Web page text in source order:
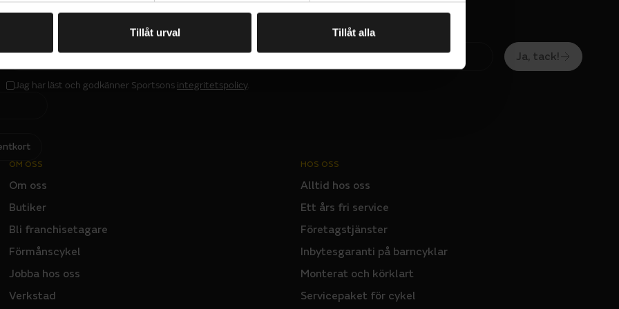
Tillåt urval Tillåt alla
Fingertopparna har Wolf Paw-konstruktion utan sömmar på de
PRENUMERERA PÅ VÅRT NYHETSBREV
M
I
I
Jag har läst och godkänner Sportsons integritetspolicy.
Ja, tack!
OM OSS
Om oss
Butiker
Bli franchisetagare
Förmånscykel
Jobba hos oss
Verkstad
HOS OSS
Alltid hos oss
Ett års fri service
Företagstjänster
Inbytesgaranti på barncyklar
Monterat och körklart
Servicepaket för cykel